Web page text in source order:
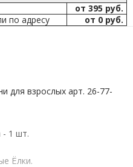
от 395 руб.
по адресу
от 0 руб.
для взрослых арт. 26-77-
- 1 шт.
Ёлки.